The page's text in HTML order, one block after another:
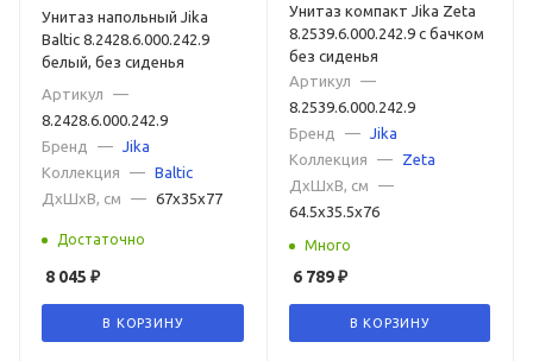
Унитаз напольный Jika
Baltic 8.2428.6.000.242.9
белый, без сиденья
Артикул
—
8.2428.6.000.242.9
Бренд
—
Jika
Коллекция
— Baltic
ДxШxВ, см
— 67x35x77
Достаточно
8 045 ₽
В КОРЗИНУ
Унитаз компакт Jika Zeta
8.2539.6.000.242.9 с бачком
без сиденья
Артикул
—
8.2539.6.000.242.9
Бренд
—
Jika
Коллекция
—
Zeta
ДxШxВ, см
—
64.5x35.5x76
Много
6 789₽
В КОРЗИНУ